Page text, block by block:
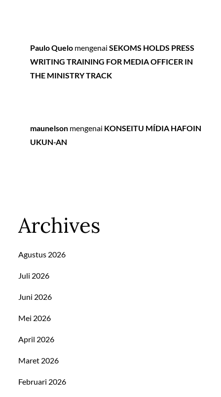
Paulo Quelo mengenaiSEKOMS HOLDS PRESS
WRITING TRAINING FOR MEDIA OFFICER IN
THE MINISTRY TRACK
maunelson mengenai KONSEITU MÍDIA HAFOIN
UKUN-AN
Archives
Agustus 2026
Juli 2026
Juni 2026
Mei 2026
April 2026
Maret 2026
Februari 2026